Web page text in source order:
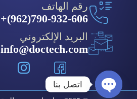
رقم الهاتف
790-932-606(962)+
البريد الإلكتروني
info@doctech.com
اتصل بنا